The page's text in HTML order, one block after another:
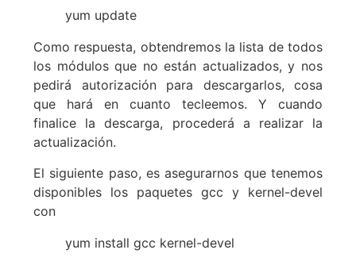
yum update
Como respuesta, obtendremos la lista de todos
los módulos que no están actualizados, y nos
pedirá autorización para descargarlos, cosa
que hará en cuanto tecleemos. Y cuando
finalice la descarga, procederá a realizar la
actualización.
El siguiente paso, es asegurarnos que tenemos
disponibles los paquetes gcc y kernel-devel
con
yum install gcc kernel-devel